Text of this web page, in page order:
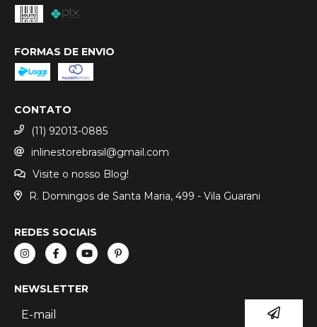
FORMAS DE ENVIO
CONTATO
(11) 92013-0885
inlinestorebrasil@gmail.com
Visite o nosso Blog!
R. Domingos de Santa Maria, 499 - Vila Guarani
REDES SOCIAIS
NEWSLETTER